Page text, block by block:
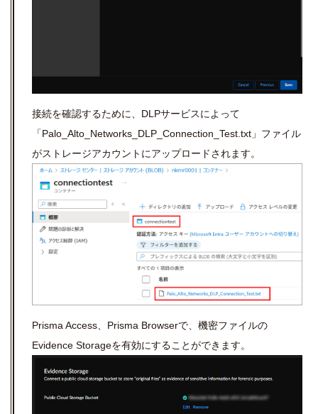
接続を確認するために、DLPサービスによって
「Palo_Alto_Networks_DLP_Connection_Test.txt」ファイル
がストレージアカウントにアップロードされます。
Prisma Access Prisma Browserで、機密ファイルの
Evidence Storageを有効にすることができます。